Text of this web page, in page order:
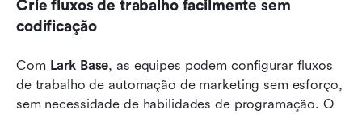
Crie fluxos de trabalho facilmente sem
codificação
Com Lark Base, as equipes podem configurar fluxos
de trabalho de automação de marketing sem esforço,
sem necessidade de habilidades de programação. O